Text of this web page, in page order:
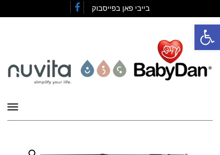
פתח סרגל נגישות
בייבי פאן בפייסבוק
Facebook